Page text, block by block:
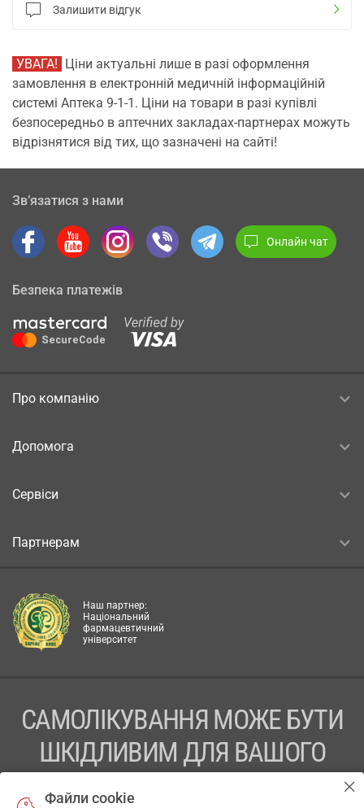
Залишити відгук
УВАГА! Ціни актуальні лише в разі оформлення
замовлення в електронній медичній інформаційній
системі Аптека 9-1-1. Ціни на товари в разі купівлі
безпосередньо в аптечних закладах-партнерах можуть
відрізнятися від тих, що зазначені на сайті!
Зв’язатися з нами
Онлайн чат
Безпека платежів
Про компанію
Допомога
Сервіси
Партнерам
Наш партнер:
Національний
фармацевтичний
університет
САМОЛІКУВАННЯ МОЖЕ БУТИ
ШКІДЛИВИМ ДЛЯ ВАШОГО
Файли cookie